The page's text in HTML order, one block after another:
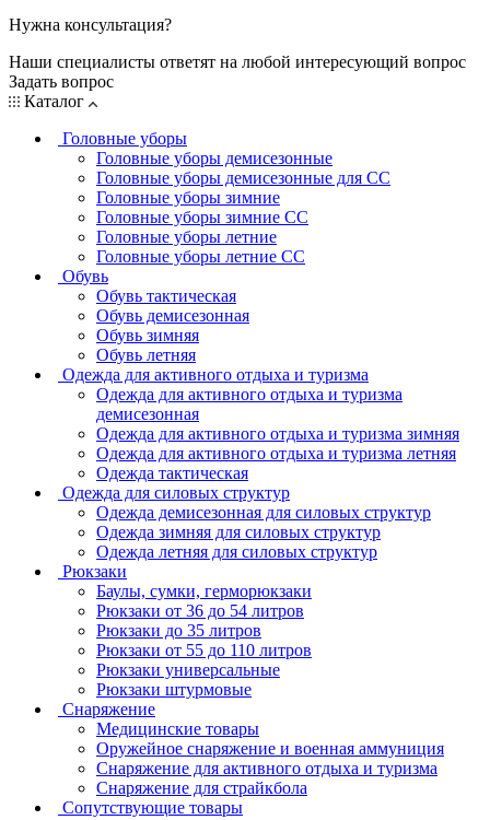
Нужна консультация?
Наши специалисты ответят на любой интересующий вопрос
Задать вопрос
Каталог
Головные уборы
Головные уборы демисезонные
Головные уборы демисезонные для СС
Головные уборы зимние
Головные уборы зимние СС
Головные уборы летние
Головные уборы летние СС
Обувь
Обувь тактическая
Обувь демисезонная
Обувь зимняя
Обувь летняя
Одежда для активного отдыха и туризма
Одежда для активного отдыха и туризма
демисезонная
Одежда для активного отдыха и туризма зимняя
Одежда для активного отдыха и туризма летняя
Одежда тактическая
Одежда для силовых структур
Одежда демисезонная для силовых структур
Одежда зимняя для силовых структур
Одежда летняя для силовых структур
Рюкзаки
Баулы, сумки, герморюкзаки
Рюкзаки от 36 до 54 литров
Рюкзаки до 35 литров
Рюкзаки от 55 до 110 литров
Рюкзаки универсальные
Рюкзаки штурмовые
Снаряжение
Медицинские товары
Оружейное снаряжение и военная аммуниция
Снаряжение для активного отдыха и туризма
Снаряжение для страйкбола
Сопутствующие товары